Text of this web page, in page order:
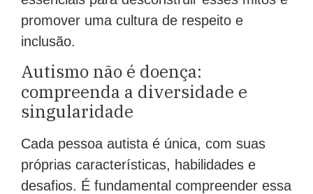
promover uma cultura de respeito e
inclusão.
Autismo não é doença:
compreenda a diversidade e
singularidade
Cada pessoa autista é única, com suas
próprias características, habilidades e
desafios. É fundamental compreender essa